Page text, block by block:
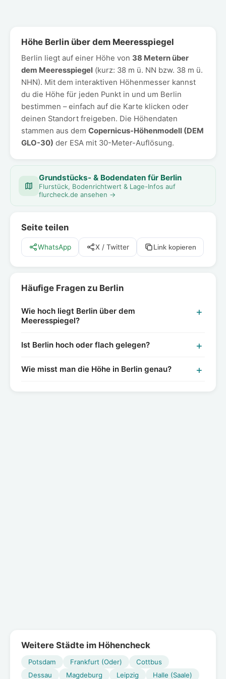
Höhe Berlin über dem Meeresspiegel
Berlin liegt auf einer Höhe von 38 Metern über
dem Meeresspiegel (kurz: 38 m ü. NN bzw. 38 m ü.
NHN). Mit dem interaktiven Höhenmesser kannst
du die Höhe für jeden Punkt in und um Berlin
bestimmen – einfach auf die Karte klicken oder
deinen Standort freigeben. Die Höhendaten
stammen aus dem Copernicus-Höhenmodell (DEM
GLO-30) der ESA mit 30-Meter-Auflösung.
Grundstücks- & Bodendaten für Berlin
Flurstück, Bodenrichtwert & Lage-Infos auf
flurcheck.de ansehen →
Seite teilen
WhatsApp X / Twitter Link kopieren
Häufige Fragen zu Berlin
Wie hoch liegt Berlin über dem
Meeresspiegel?
Ist Berlin hoch oder flach gelegen?
Wie misst man die Höhe in Berlin genau?
Weitere Städte im Höhencheck
Potsdam Frankfurt (Oder)
Cottbus
Dessau
Magdeburg Leipzig Halle (Saale)